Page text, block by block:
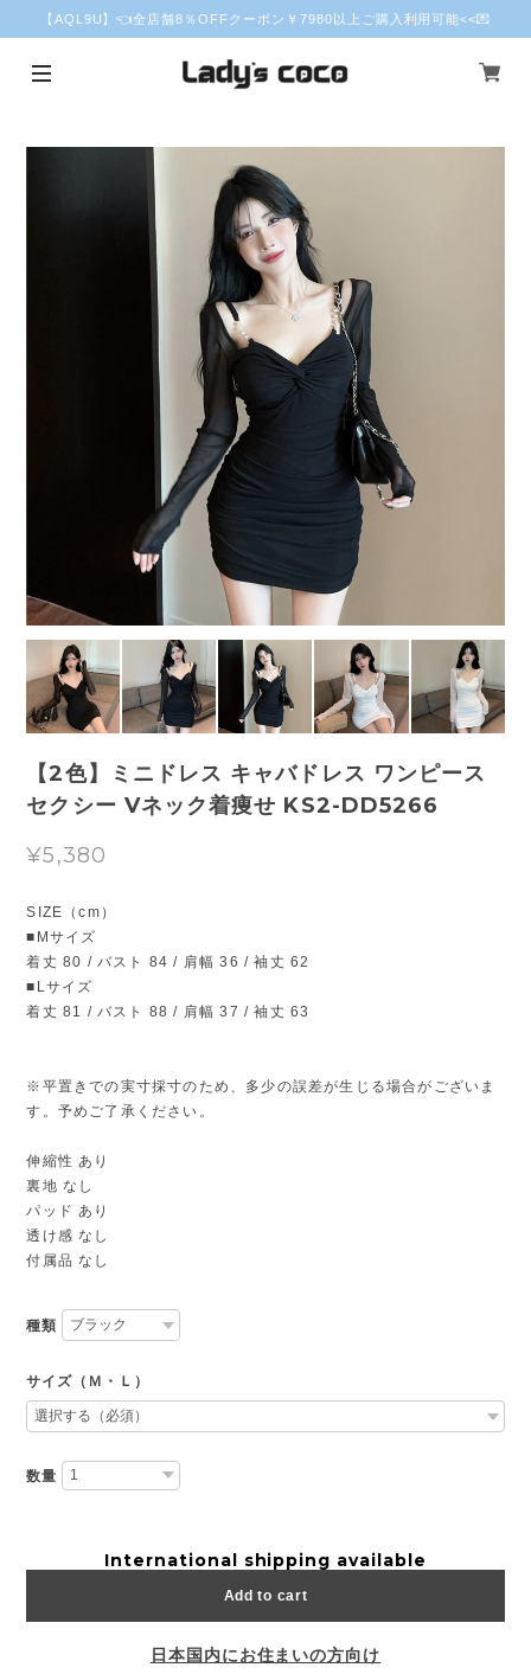
【AQL9U】👈全店舗8％OFFクーポン￥7980以上ご購入利用可能<<💌
【2色】ミニドレス キャバドレス ワンピース
セクシー Vネック着痩せ KS2-DD5266
¥5,380
SIZE（cm）
■Mサイズ
着丈 80 / バスト 84 / 肩幅 36 / 袖丈 62
■Lサイズ
着丈 81 / バスト 88 / 肩幅 37 / 袖丈 63
※平置きでの実寸採寸のため、多少の誤差が生じる場合がございま
す。予めご了承ください。
伸縮性 あり
裏地 なし
パッド あり
透け感 なし
付属品 なし
種類
サイズ（Ｍ・Ｌ）
数量
International shipping available
Add to cart
日本国内にお住まいの方向け